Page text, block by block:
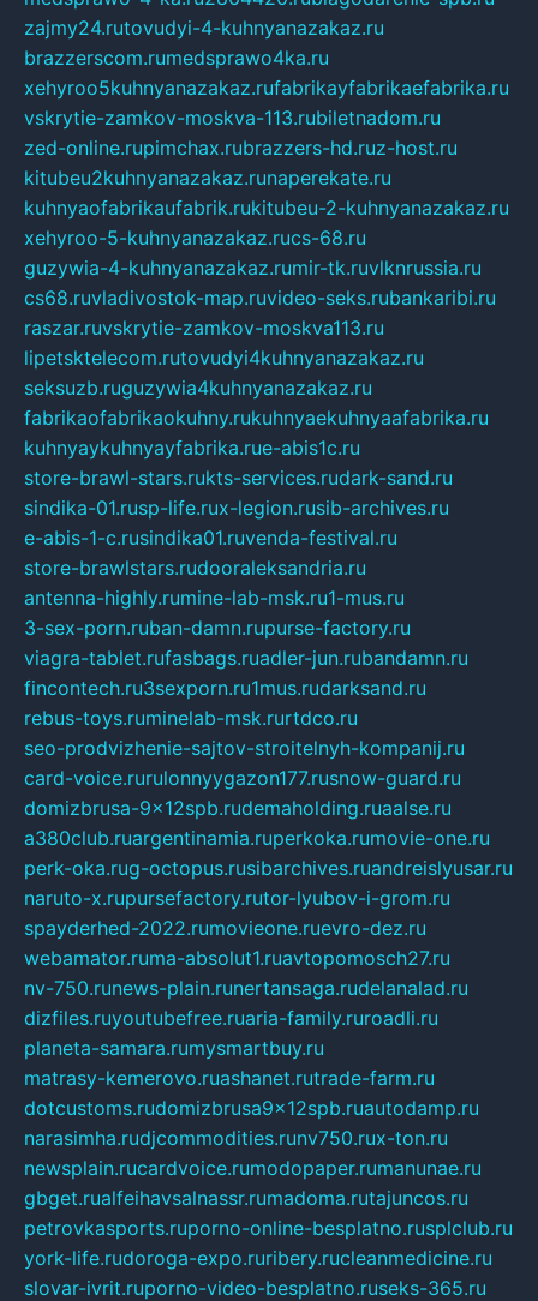
zajmy24.rutovudyi-4-kuhnyanazakaz.ru
brazzerscom.rumedsprawo4ka.ru
xehyroo5kuhnyanazakaz.rufabrikayfabrikaefabrika.ru
vskrytie-zamkov-moskva-113.rubiletnadom.ru
zed-online.rupimchax.rubrazzers-hd.ruz-host.ru
kitubeu2kuhnyanazakaz.runaperekate.ru
kuhnyaofabrikaufabrik.rukitubeu-2-kuhnyanazakaz.ru
xehyroo-5-kuhnyanazakaz.rucs-68.ru
guzywia-4-kuhnyanazakaz.rumir-tk.ruvlknrussia.ru
cs68.ruvladivostok-map.ruvideo-seks.rubankaribi.ru
raszar.ruvskrytie-zamkov-moskva113.ru
lipetsktelecom.rutovudyi4kuhnyanazakaz.ru
seksuzb.ruguzywia4kuhnyanazakaz.ru
fabrikaofabrikaokuhny.rukuhnyaekuhnyaafabrika.ru
kuhnyaykuhnyayfabrika.rue-abis1c.ru
store-brawl-stars.rukts-services.rudark-sand.ru
sindika-01.rusp-life.rux-legion.rusib-archives.ru
e-abis-1-c.rusindika01.ruvenda-festival.ru
store-brawlstars.rudooraleksandria.ru
antenna-highly.rumine-lab-msk.ru1-mus.ru
3-sex-porn.ruban-damn.rupurse-factory.ru
viagra-tablet.rufasbags.ruadler-jun.rubandamn.ru
fincontech.ru3sexporn.ru1mus.rudarksand.ru
rebus-toys.ruminelab-msk.rurtdco.ru
seo-prodvizhenie-sajtov-stroitelnyh-kompanij.ru
card-voice.rurulonnyygazon177.rusnow-guard.ru
domizbrusa-9x12spb.rudemaholding.ruaalse.ru
a380club.ruargentinamia.ruperkoka.rumovie-one.ru
perk-oka.rug-octopus.rusibarchives.ruandreislyusar.ru
naruto-x.rupursefactory.rutor-lyubov-i-grom.ru
spayderhed-2022.rumovieone.ruevro-dez.ru
webamator.ruma-absolut1.ruavtopomosch27.ru
nv-750.runews-plain.runertansaga.rudelanalad.ru
dizfiles.ruyoutubefree.ruaria-family.ruroadli.ru
planeta-samara.rumysmartbuy.ru
matrasy-kemerovo.ruashanet.rutrade-farm.ru
dotcustoms.rudomizbrusa9x12spb.ruautodamp.ru
narasimha.rudjcommodities.runv750.rux-ton.ru
newsplain.rucardvoice.rumodopaper.rumanunae.ru
gbget.rualfeihavsalnassr.rumadoma.rutajuncos.ru
petrovkasports.ruporno-online-besplatno.rusplclub.ru
york-life.rudoroga-expo.ruribery.rucleanmedicine.ru
slovar-ivrit.ruporno-video-besplatno.ruseks-365.ru